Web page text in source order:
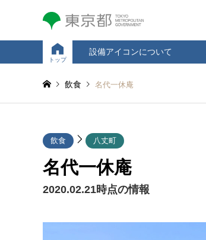
トップ
設備アイコンについて
飲食 名代一休庵
飲食 八丈町
名代一休庵
2020.02.21時点の情報